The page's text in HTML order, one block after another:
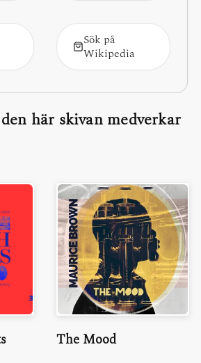
Sök på
Wikipedia
här skivan medverkar
The Mood